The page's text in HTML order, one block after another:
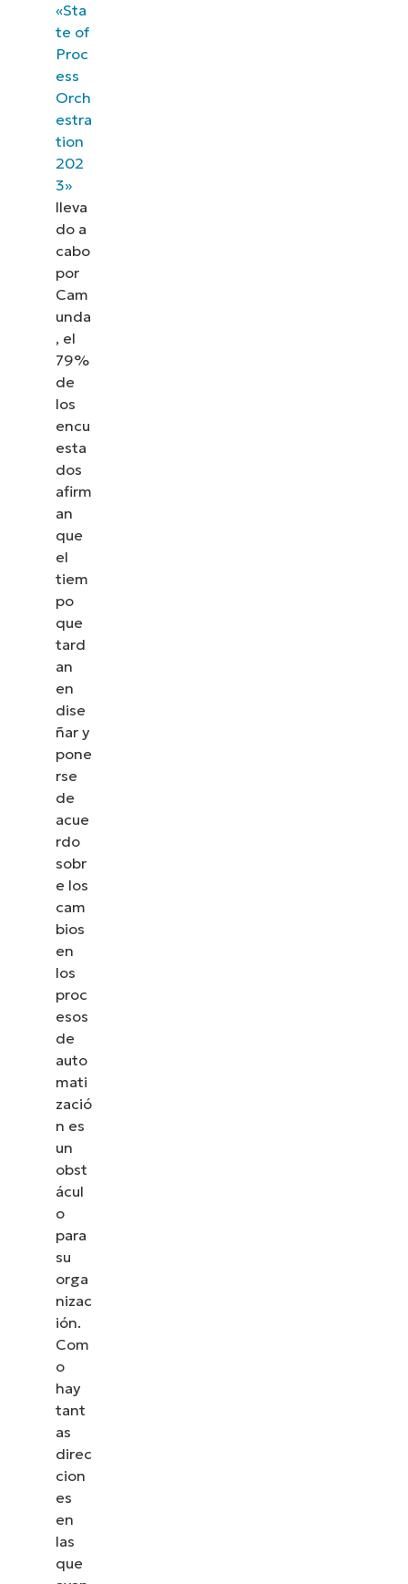
«Sta
te of
Proc
ess
Orch
estra
tion
202
3»
lleva
do a
cabo
por
Cam
unda
, el
79%
de
los
encu
esta
dos
afirm
an
que
el
tiem
po
que
tard
an
en
dise
ñar y
pone
rse
de
acue
rdo
sobr
e los
cam
bios
en
los
proc
esos
de
auto
mati
zació
n es
un
obst
ácul
o
para
su
orga
nizac
ión.
Com
o
hay
tant
as
direc
cion
es
en
las
que